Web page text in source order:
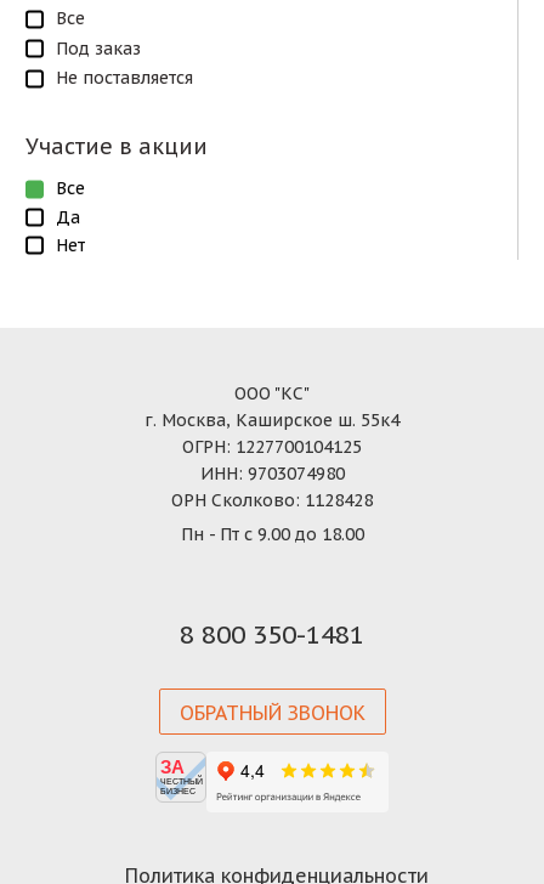
Все
Под заказ
Не поставляется
Участие в акции
Все
Да
Нет
ООО "КС"
г. Москва, Каширское ш. 55к4
ОГРН: 1227700104125
ИНН: 9703074980
ОРН Сколково: 1128428
Пн - Пт с 9.00 до 18.00
Политика конфиденциальности
8 800 350-1481
ОБРАТНЫЙ ЗВОНОК
ЗА
ЧЕСТНЫЙ
БИЗНЕС